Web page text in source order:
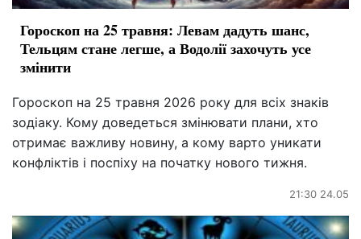
Гороскоп на 25 травня: Левам дадуть шанс,
Тельцям стане легше, а Водолії захочуть усе
змінити
Гороскоп на 25 травня 2026 року для всіх знаків
зодіаку. Кому доведеться змінювати плани, хто
отримає важливу новину, а кому варто уникати
конфліктів і поспіху на початку нового тижня.
21:30 24.05